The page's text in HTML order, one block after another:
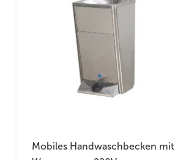
Mobiles Handwaschbecken mit